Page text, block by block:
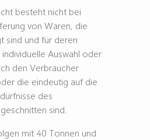
besteht nicht bei
von Waren, die
sind und für deren
Auswahl oder
den Verbraucher
die eindeutig auf die
des
sind.
mit 40 Tonnen und